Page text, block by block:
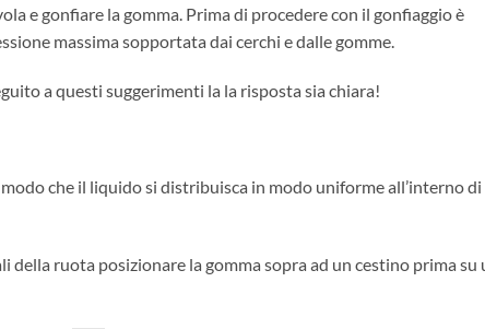
e gonfiare la gomma. Prima di procedere con il gonfiaggio è
massima sopportata dai cerchi e dalle gomme.
a questi suggerimenti la la risposta sia chiara!
che il liquido si distribuisca in modo uniforme all’interno di
ruota posizionare la gomma sopra ad un cestino prima su